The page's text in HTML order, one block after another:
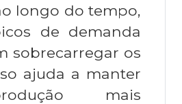
longo do tempo,
de demanda
sobrecarregar os
ajuda a manter
mais